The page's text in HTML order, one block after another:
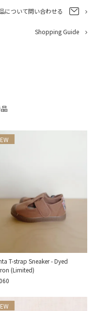
について問い合わせる
Shopping Guide
T-strap Sneaker - Dyed
(Limited)